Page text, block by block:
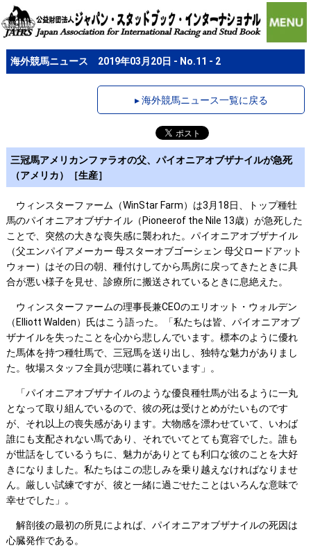
海外競馬ニュース 2019年03月20日 - No.11 - 2
▸ 海外競馬ニュース一覧に戻る
三冠馬アメリカンファラオの父、パイオニアオブザナイルが急死
（アメリカ）［生産］
ウィンスターファーム（WinStar Farm）は3月18日、トップ種牡
馬のパイオニアオブザナイル（Pioneerof the Nile 13歳）が急死した
ことで、突然の大きな喪失感に襲われた。パイオニアオブザナイル
（父エンパイアメーカー 母スターオブゴーシェン 母父ロードアット
ウォー）はその日の朝、種付けしてから馬房に戻ってきたときに具
合が悪い様子を見せ、診療所に搬送されているときに息絶えた。
ウィンスターファームの理事長兼CEOのエリオット・ウォルデン
（Elliott Walden）氏はこう語った。「私たちは皆、パイオニアオブ
ザナイルを失ったことを心から悲しんでいます。標本のように優れ
た馬体を持つ種牡馬で、三冠馬を送り出し、独特な魅力がありまし
た。牧場スタッフ全員が悲嘆に暮れています」。
「パイオニアオブザナイルのような優良種牡馬が出るように一丸
となって取り組んでいるので、彼の死は受けとめがたいものです
が、それ以上の喪失感があります。大物感を漂わせていて、いわば
誰にも支配されない馬であり、それでいてとても寛容でした。誰も
が世話をしているうちに、魅力がありとても利口な彼のことを大好
きになりました。私たちはこの悲しみを乗り越えなければなりませ
ん。厳しい試練ですが、彼と一緒に過ごせたことはいろんな意味で
幸せでした」。
解剖後の最初の所見によれば、パイオニアオブザナイルの死因は
心臓発作である。